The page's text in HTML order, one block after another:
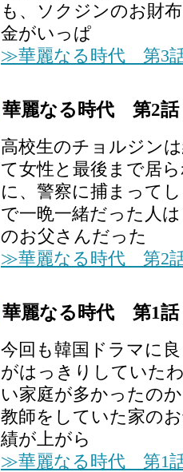
も、ソクジンのお財
金がいっぱ
≫華麗なる時代 第3
華麗なる時代 第2話
高校生のチョルジン
て女性と最後まで居
に、警察に捕まって
で一晩一緒だった人
のお父さんだった
≫華麗なる時代 第2
華麗なる時代 第1話
今回も韓国ドラマに
がはっきりしていた
い家庭が多かったの
教師をしていた家の
績が上がら
≫華麗なる時代 第1